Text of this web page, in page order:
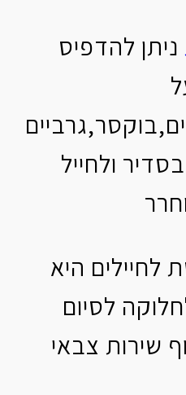
ניתן להדפיס
ולחייל
לחיילים היא
לסיום
שירות צבאי